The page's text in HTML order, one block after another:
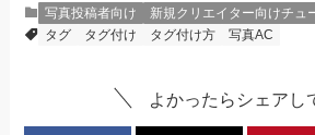
写真投稿者向け
新規クリエイター向けチュ
タグ
タグ付け タグ付け方 写真AC
よかったらシェアし